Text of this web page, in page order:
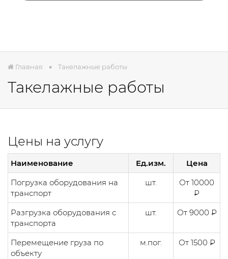
Главная Такелажные работы
Такелажные работы
Цены на услугу
Наименование Ед.изм.
Цена
Погрузка оборудования на
транспорт
шт.
От 10000
₽
Разгрузка оборудования с
транспорта
шт. От 9000 ₽
Перемещение груза по
объекту
м.пог. От 1500 ₽